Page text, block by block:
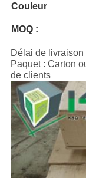
Couleur
MOQ :
Délai de
Paquet : Carton
de clients